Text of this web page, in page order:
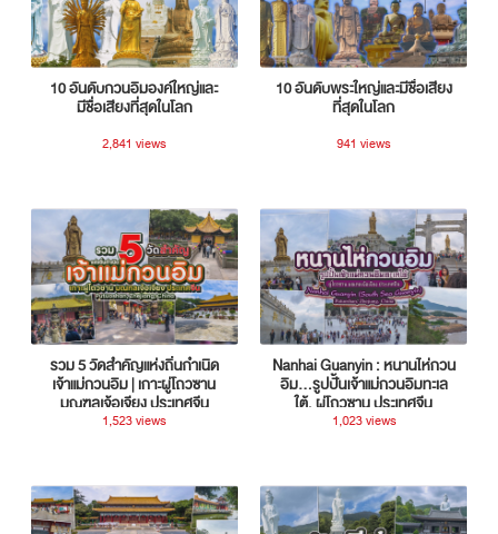
10 อันดับกวนอิมองค์ใหญ่และ
มีชื่อเสียงที่สุดในโลก
2,841 views
10 อันดับพระใหญ่และมีชื่อเสียง
ที่สุดในโลก
941 views
รวม 5 วัดสำคัญแห่งถิ่นกำเนิด
เจ้าแม่กวนอิม | เกาะผู่โถวซาน
มณฑลเจ้อเจียง ประเทศจีน
1,523 views
Nanhai Guanyin : หนานไห่กวน
อิม...รูปปั้นเจ้าแม่กวนอิมทะเล
ใต้, ผู่โถวซาน ประเทศจีน
1,023 views